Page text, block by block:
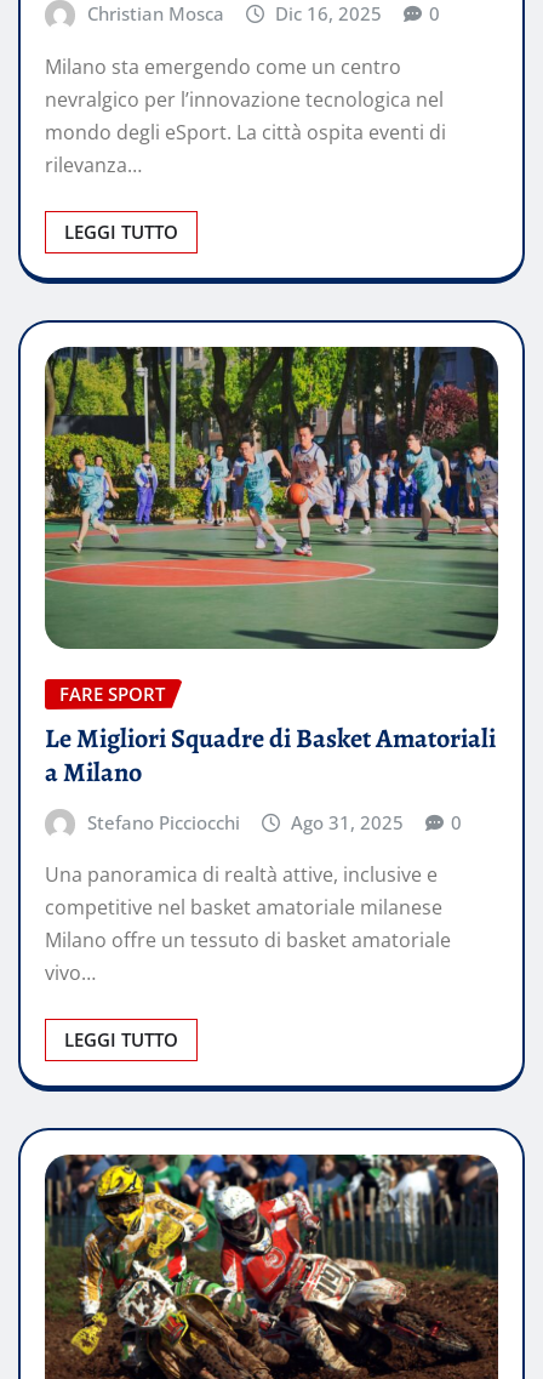
Christian Mosca Dic 16, 2025 0
Milano sta emergendo come un centro
nevralgico per l’innovazione tecnologica nel
mondo degli eSport. La città ospita eventi di
rilevanza…
LEGGI TUTTO
FARE SPORT
Le Migliori Squadre di Basket Amatoriali
a Milano
Stefano Picciocchi Ago 31, 2025 0
Una panoramica di realtà attive, inclusive e
competitive nel basket amatoriale milanese
Milano offre un tessuto di basket amatoriale
vivo…
LEGGI TUTTO